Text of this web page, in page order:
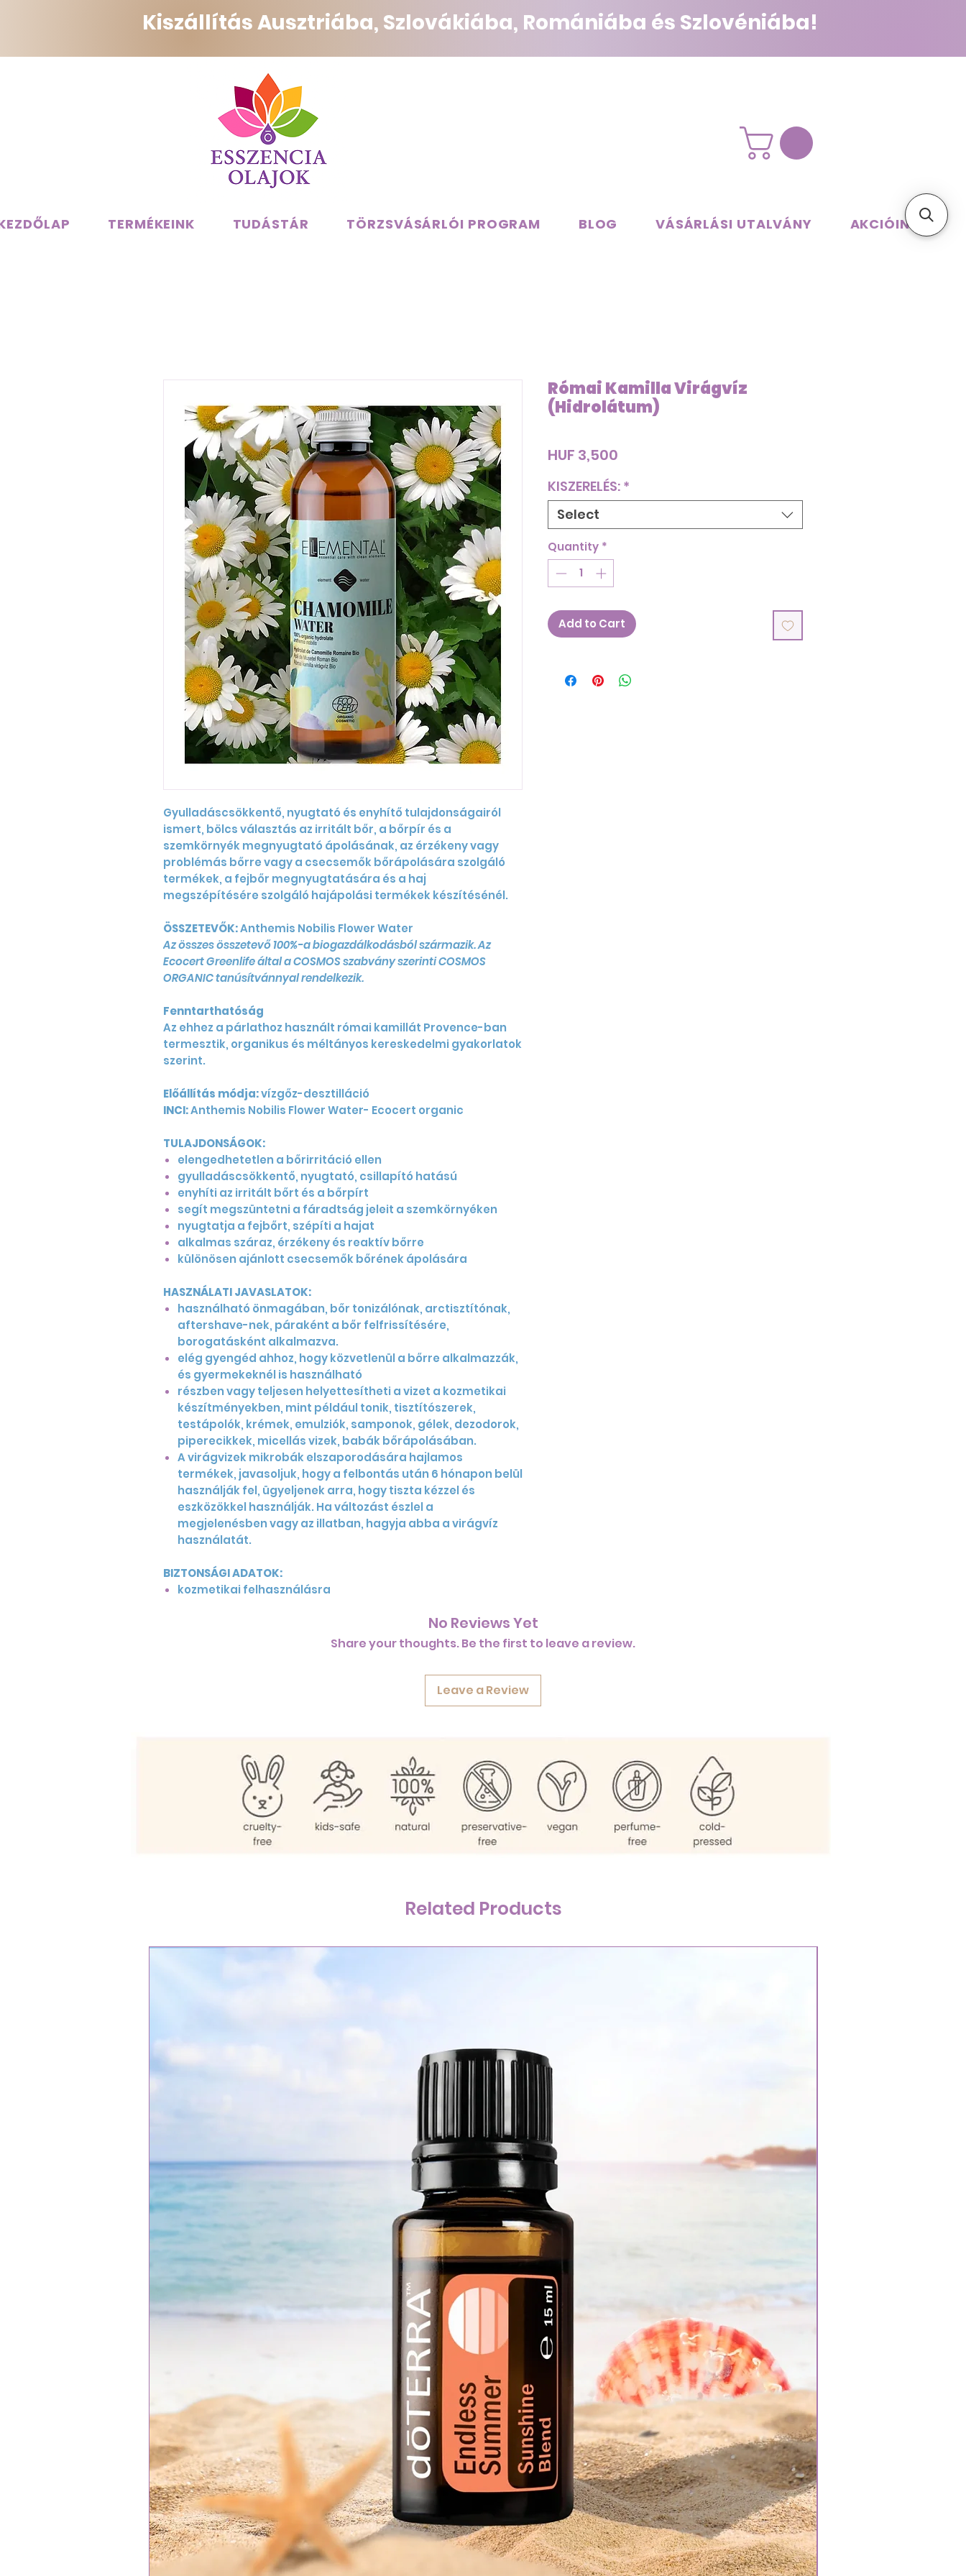
Kiszállítás Ausztriába, Szlovákiába, Romániába és Szlovéniába!
TERMÉKEINK TUDÁSTÁR TÖRZSVÁSÁRLÓI PROGRAM BLOG VÁSÁRLÁSI UTALVÁNY AKCIÓINK
Gyulladáscsökkentő, nyugtató és enyhítő tulajdonságairól
ismert, bölcs választás az irritált bőr, a bőrpír és a
szemkörnyék megnyugtató ápolásának, az érzékeny vagy
problémás bőrre vagy a csecsemők bőrápolására szolgáló
termékek, a fejbőr megnyugtatására és a haj
megszépítésére szolgáló hajápolási termékek készítésénél.
ÖSSZETEVŐK:Anthemis Nobilis Flower Water
Az összes összetevő 100%-a biogazdálkodásból származik. Az
Ecocert Greenlife által a COSMOS szabvány szerinti COSMOS
ORGANIC tanúsítvánnyal rendelkezik.
Fenntarthatóság
Az ehhez a párlathoz használt római kamillát Provence-ban
termesztik, organikus és méltányos kereskedelmi gyakorlatok
szerint.
Előállítás módja:vízgőz-desztilláció
INCI:Anthemis Nobilis Flower Water- Ecocert organic
TULAJDONSÁGOK:
elengedhetetlen a bőrirritáció ellen
gyulladáscsökkentő, nyugtató, csillapító hatású
enyhíti az irritált bőrt és a bőrpírt
segít megszüntetni a fáradtság jeleit a szemkörnyéken
nyugtatja a fejbőrt, szépíti a hajat
alkalmas száraz, érzékeny és reaktív bőrre
különösen ajánlott csecsemők bőrének ápolására
HASZNÁLATI JAVASLATOK:
használható önmagában, bőr tonizálónak, arctisztítónak,
aftershave-nek, páraként a bőr felfrissítésére,
borogatásként alkalmazva.
elég gyengéd ahhoz, hogy közvetlenül a bőrre alkalmazzák,
és gyermekeknél is használható
részben vagy teljesen helyettesítheti a vizet a kozmetikai
készítményekben, mint például tonik, tisztítószerek,
testápolók, krémek, emulziók, samponok, gélek, dezodorok,
piperecikkek, micellás vizek, babák bőrápolásában.
A virágvizek mikrobák elszaporodására hajlamos
termékek, javasoljuk, hogy a felbontás után 6 hónapon belül
használják fel, ügyeljenek arra, hogy tiszta kézzel és
eszközökkel használják. Ha változást észlel a
megjelenésben vagy az illatban, hagyja abba a virágvíz
használatát.
BIZTONSÁGI ADATOK:
kozmetikai felhasználásra
Római Kamilla Virágvíz
(Hidrolátum)
HUF 3,500
KISZERELÉS: *
Select
Quantity *
Add to Cart
No Reviews Yet
Share your thoughts. Be the first to leave a review.
Leave a Review
Related Products